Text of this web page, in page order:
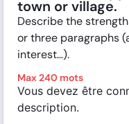
town or village.
Describe the
or three paragraphs
interest…).
Max 240 mots
Vous devez être
description.